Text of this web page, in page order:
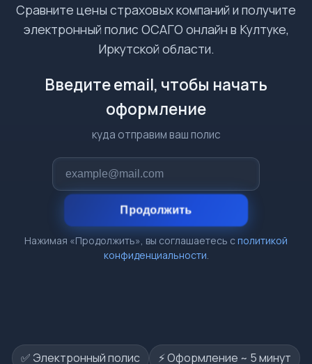
Сравните цены страховых компаний и получите
электронный полис ОСАГО онлайн в Култуке,
Иркутской области.
Введите email, чтобы начать
оформление
куда отправим ваш полис
Продолжить
Нажимая «Продолжить», вы соглашаетесь сполитикой
конфиденциальности.
✅ Электронный полис
⚡️ Оформление ~ 5 минут